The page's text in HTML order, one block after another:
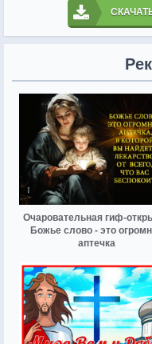
Очаровательная гиф-
Божье слово - это
аптечка